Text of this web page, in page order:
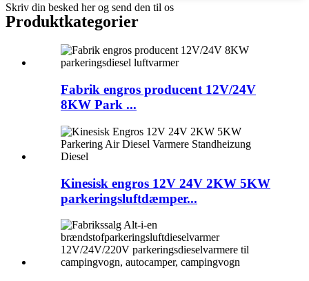
Skriv din besked her og send den til os
Produktkategorier
Fabrik engros producent 12V/24V
8KW Park ...
Kinesisk engros 12V 24V 2KW 5KW
parkeringsluftdæmper...